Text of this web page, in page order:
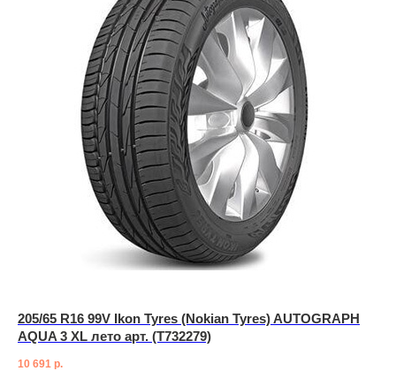
205/65 R16 99V Ikon Tyres (Nokian Tyres) AUTOGRAPH
AQUA 3 XL лето арт. (T732279)
10 691 р.